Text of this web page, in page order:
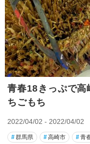
青春18きっぷで
ちごもち
2022/04/02 - 2022/04/02
#群馬県 #高崎市 #青